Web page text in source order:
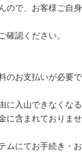
ので、お客様ご自身
確認ください。
のお支払いが必要で
に入山できなくなる
に含まれておりませ
ムにてお手続き・お